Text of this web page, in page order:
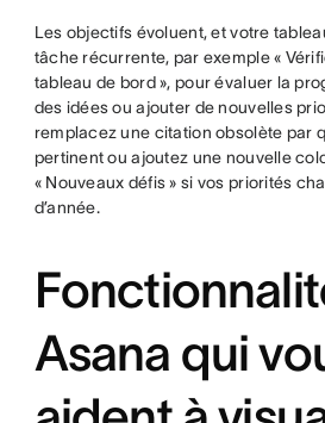
Les objectifs évoluent, et votre
tâche récurrente, par exemple «
tableau de bord », pour évaluer la
des idées ou ajouter de nouvelles
remplacez une citation obsolète par
pertinent ou ajoutez une nouvelle
« Nouveaux défis » si vos priorités
d’année.
Asana qui